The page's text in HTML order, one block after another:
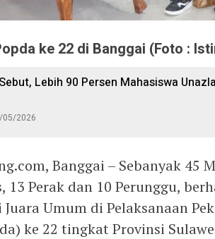
ke 22 di Banggai (Foto :
Lebih 90 Persen Mahasiswa
05/2026
Banggai – Sebanyak 45
13 Perak dan 10 Perunggu,
Juara Umum di Pelaksanaan
ke 22 tingkat Provinsi